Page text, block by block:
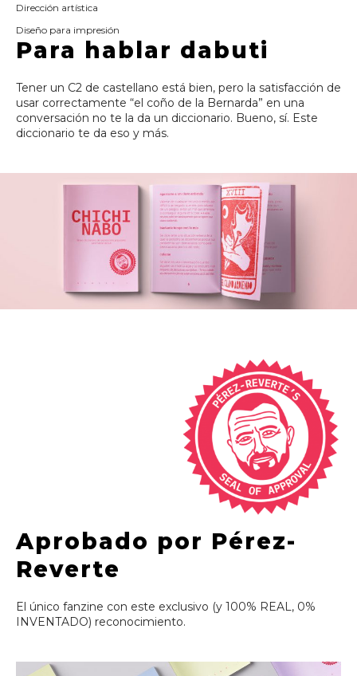
Dirección artística
Diseño para impresión
Para hablar dabuti
Tener un C2 de castellano está bien, pero la satisfacción de
usar correctamente “el coño de la Bernarda” en una
conversación no te la da un diccionario. Bueno, sí. Este
diccionario te da eso y más.
Aprobado por Pérez-
Reverte
El único fanzine con este exclusivo (y 100% REAL, 0%
INVENTADO) reconocimiento.